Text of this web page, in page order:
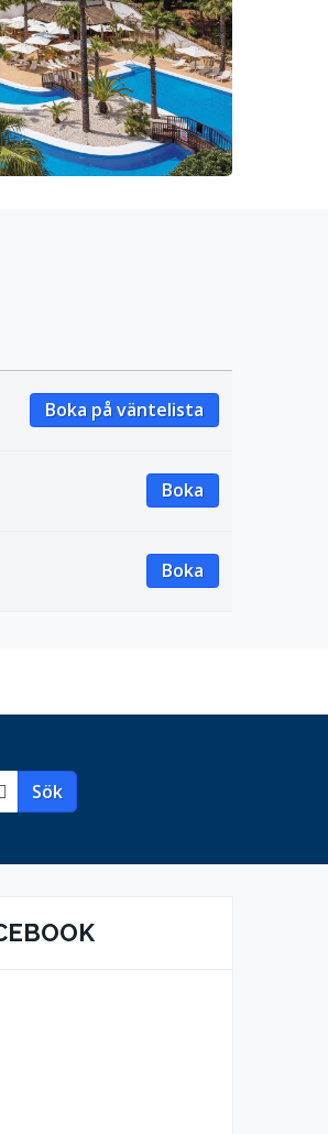
Boka på väntelista
Boka
Boka
Sök